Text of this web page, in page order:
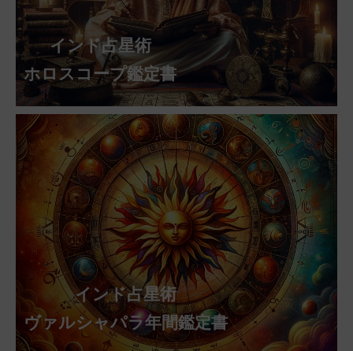
インド占星術
ホロスコープ鑑定書
インド占星術
ヴァルシャパラ年間鑑定書